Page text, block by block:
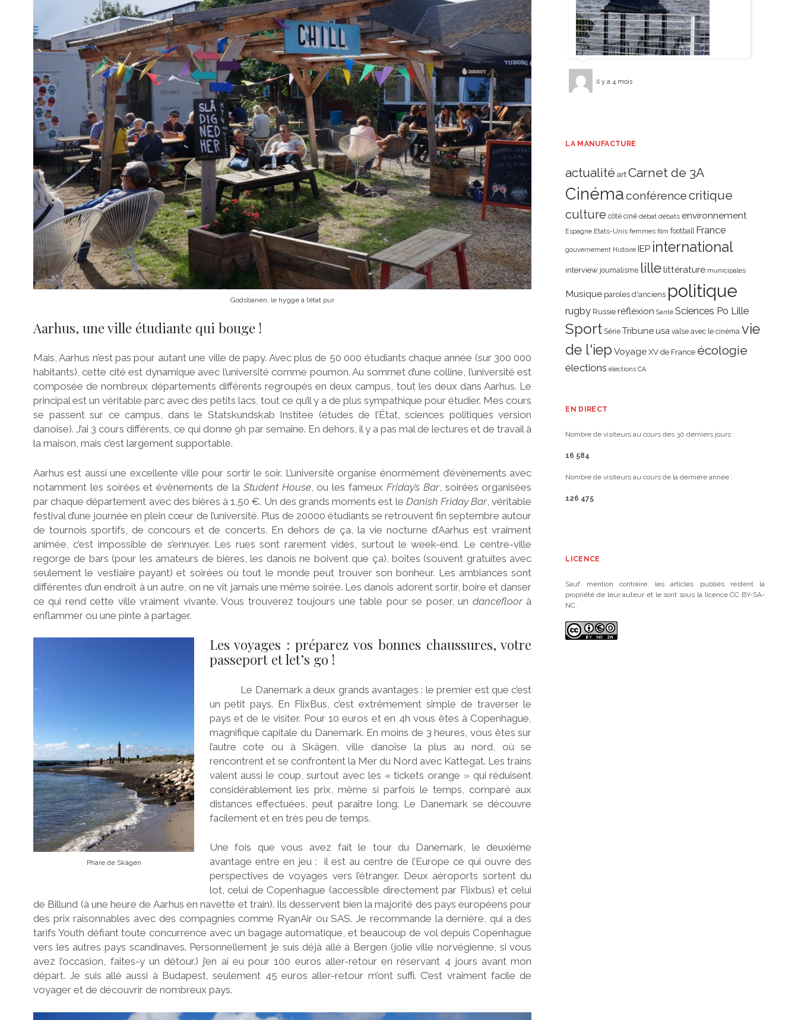
Godsbanen, le hygge à l’état pur
Aarhus, une ville étudiante qui bouge !
Mais, Aarhus n’est pas pour autant une ville de papy. Avec plus de 50 000 étudiants chaque année (sur 300 000
habitants), cette cité est dynamique avec l’université comme poumon. Au sommet d’une colline, l’université est
composée de nombreux départements différents regroupés en deux campus, tout les deux dans Aarhus. Le
principal est un véritable parc avec des petits lacs, tout ce qu’il y a de plus sympathique pour étudier. Mes cours
se passent sur ce campus, dans le Statskundskab Institee (études de l’État, sciences politiques version
danoise). J’ai 3 cours différents, ce qui donne 9h par semaine. En dehors, il y a pas mal de lectures et de travail à
la maison, mais c’est largement supportable.
Aarhus est aussi une excellente ville pour sortir le soir. L’université organise énormément d’évènements avec
notamment les soirées et évènements de la Student House, ou les fameux Friday’s Bar, soirées organisées
par chaque département avec des bières à 1,50 €. Un des grands moments est le Danish Friday Bar, véritable
festival d’une journée en plein cœur de l’université. Plus de 20000 étudiants se retrouvent fin septembre autour
de tournois sportifs, de concours et de concerts. En dehors de ça, la vie nocturne d’Aarhus est vraiment
animée, c’est impossible de s’ennuyer. Les rues sont rarement vides, surtout le week-end. Le centre-ville
regorge de bars (pour les amateurs de bières, les danois ne boivent que ça), boîtes (souvent gratuites avec
seulement le vestiaire payant) et soirées où tout le monde peut trouver son bonheur. Les ambiances sont
différentes d’un endroit à un autre, on ne vit jamais une même soirée. Les danois adorent sortir, boire et danser
ce qui rend cette ville vraiment vivante. Vous trouverez toujours une table pour se poser, un dancefloorà
enflammer ou une pinte à partager.
Phare de Skägen
Les voyages : préparez vos bonnes chaussures, votre
passeport et let’s go !
Le Danemark a deux grands avantages : le premier est que c’est
un petit pays. En FlixBus, c’est extrêmement simple de traverser le
pays et de le visiter. Pour 10 euros et en 4h vous êtes à Copenhague,
magnifique capitale du Danemark. En moins de 3 heures, vous êtes sur
l’autre cote ou à Skägen, ville danoise la plus au nord, où se
rencontrent et se confrontent la Mer du Nord avec Kattegat. Les trains
valent aussi le coup, surtout avec les « tickets orange » qui réduisent
considérablement les prix, même si parfois le temps, comparé aux
distances effectuées, peut paraître long. Le Danemark se découvre
facilement et en très peu de temps.
Une fois que vous avez fait le tour du Danemark, le deuxième
avantage entre en jeu : il est au centre de l’Europe ce qui ouvre des
perspectives de voyages vers l’étranger. Deux aéroports sortent du
lot, celui de Copenhague (accessible directement par Flixbus) et celui
de Billund (à une heure de Aarhus en navette et train). Ils desservent bien la majorité des pays européens pour
des prix raisonnables avec des compagnies comme RyanAir ou SAS. Je recommande la dernière, qui a des
tarifs Youth défiant toute concurrence avec un bagage automatique, et beaucoup de vol depuis Copenhague
vers les autres pays scandinaves. Personnellement je suis déjà allé à Bergen (jolie ville norvégienne, si vous
avez l’occasion, faites-y un détour.) j’en ai eu pour 100 euros aller-retour en réservant 4 jours avant mon
départ. Je suis allé aussi à Budapest, seulement 45 euros aller-retour m’ont suffi. C’est vraiment facile de
voyager et de découvrir de nombreux pays.
il y a 4 mois
LA MANUFACTURE
actualité art Carnet de 3A
Cinémaconférencecritique
culture côté ciné débat débats environnement
Espagne Etats-Unis femmes film football France
gouvernement Histoire IEP international
interview journalisme lillelittérature municipales
Musique paroles d'anciens politique
rugby Russie réflexion Santé Sciences Po Lille
Sport Série Tribune usa valse avec le cinéma vie
de l'iep Voyage XV de France écologie
élections élections CA
EN DIRECT
Nombre de visiteurs au cours des 30 derniers jours :
16 584
Nombre de visiteurs au cours de la dernière année :
126 475
LICENCE
Sauf mention contraire, les articles publiés restent la
propriété de leur auteur et le sont sous la licence CC BY-SA-
NC.